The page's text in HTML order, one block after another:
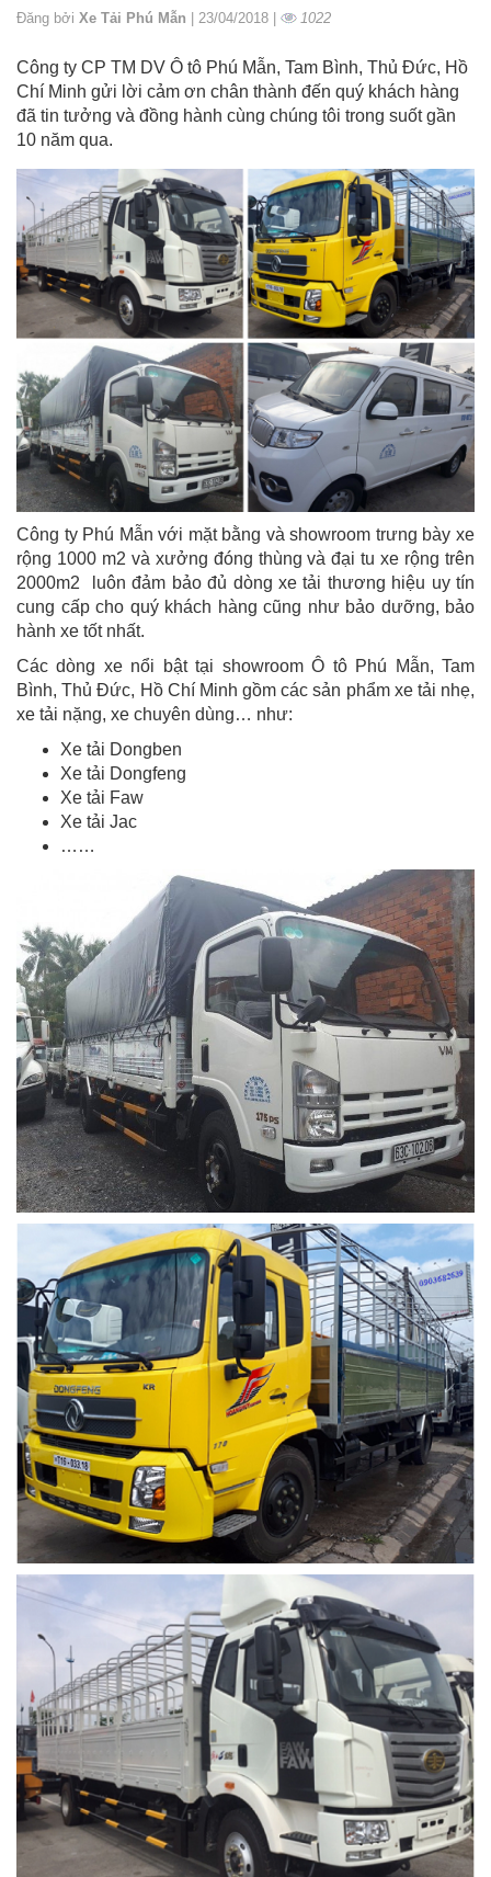
Đăng bởi Xe Tải Phú Mẫn | 23/04/2018 | 1022
Công ty CP TM DV Ô tô Phú Mẫn, Tam Bình, Thủ Đức, Hồ
Chí Minh gửi lời cảm ơn chân thành đến quý khách hàng
đã tin tưởng và đồng hành cùng chúng tôi trong suốt gần
10 năm qua.
Công ty Phú Mẫn với mặt bằng và showroom trưng bày xe
rộng 1000 m2 và xưởng đóng thùng và đại tu xe rộng trên
2000m2 luôn đảm bảo đủ dòng xe tải thương hiệu uy tín
cung cấp cho quý khách hàng cũng như bảo dưỡng, bảo
hành xe tốt nhất.
Các dòng xe nổi bật tại showroom Ô tô Phú Mẫn, Tam
Bình, Thủ Đức, Hồ Chí Minh gồm các sản phẩm xe tải nhẹ,
xe tải nặng, xe chuyên dùng… như:
Xe tải Dongben
Xe tải Dongfeng
Xe tải Faw
Xe tải Jac
……